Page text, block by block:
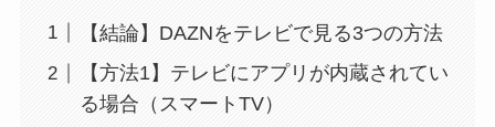
【結論】DAZNをテレビで見る3つの方法
【方法1】テレビにアプリが内蔵されてい
る場合（スマートTV）